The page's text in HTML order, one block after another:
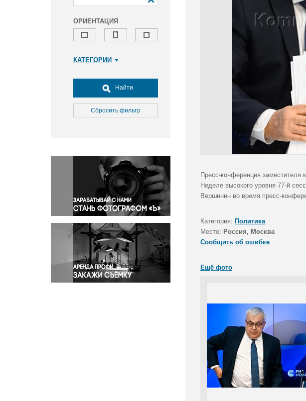
ОРИЕНТАЦИЯ
КАТЕГОРИИ
Досуг, туризм и отдых
Культура
Медицина
Окружающая среда
Политика
Правосудие
Происшествия и конфликты
Религия
Светская жизнь
Спорт
Экология
Экономика и бизнес
Найти
Сбросить фильтр
Пресс-конференция заместителя
Неделе высокого уровня 77-й
Вершинин во время пресс-
Категория: Политика
Место: Россия, Москва
Сообщить об ошибке
Ещё фото